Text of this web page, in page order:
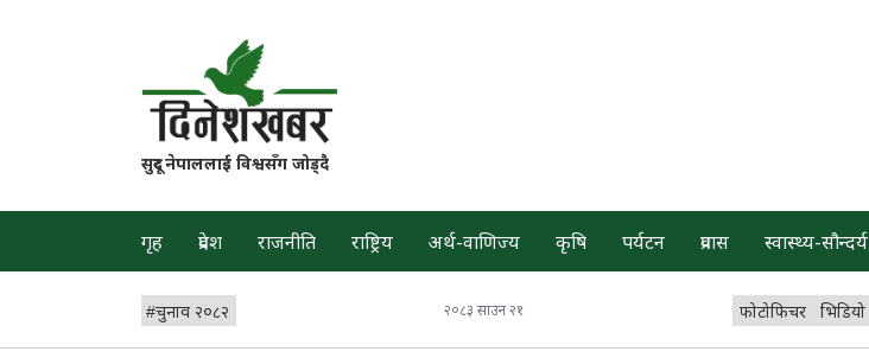
सुदूर नेपाललाई विश्वसँग जोड्दै
गृह प्रदेश राजनीति राष्ट्रिय अर्थ-वाणिज्य कृषि पर्यटन प्रवास स्वास्थ्य-सौन्दर्य
#चुनाव २०८२ २०८३ साउन २१ फोटोफिचर भिडियो